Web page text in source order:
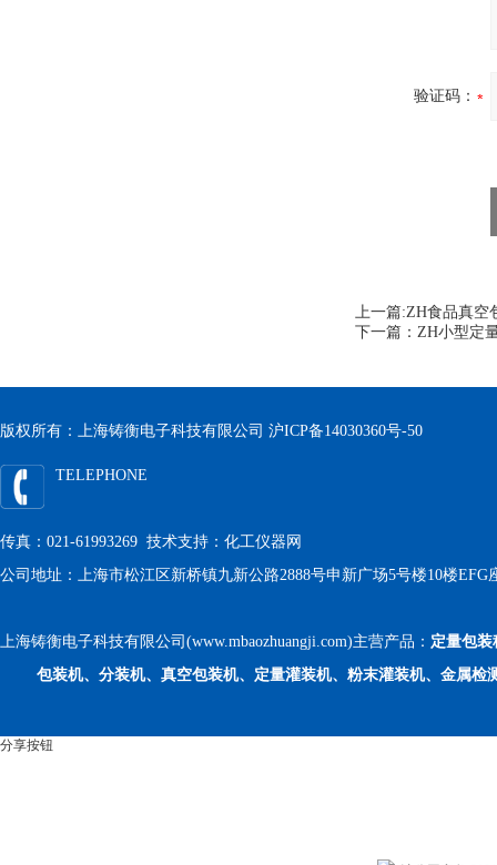
验证码：
上一篇:ZH食品真空
下一篇： ZH小型定
版权所有：上海铸衡电子科技有限公司 沪ICP备14030360号-50
TELEPHONE
传真：021-61993269 技术支持： 化工仪器网
公司地址：上海市松江区新桥镇九新公路2888号申新广场5号楼10楼EFG
上海铸衡电子科技有限公司(www.mbaozhuangji.com)主营产品： 定量包装
包装机、分装机、真空包装机、定量灌装机、粉末灌装机、金属检
分享按钮